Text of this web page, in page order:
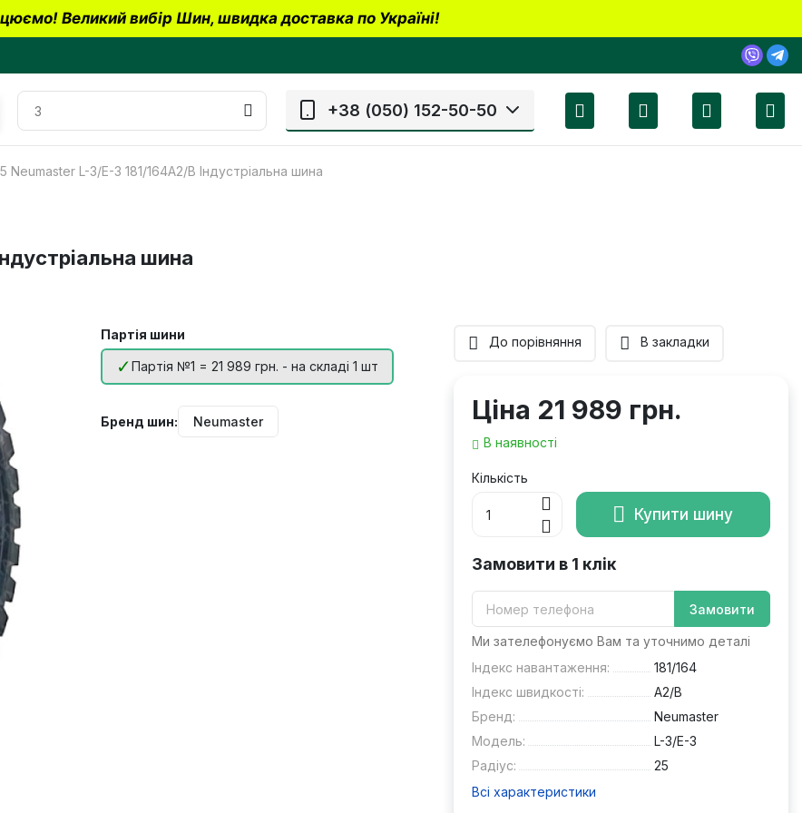
Великий вибір Шин, швидка доставка по Україні!
+38 (050) 152-50-50
Neumaster L-3/E-3 181/164A2/B Індустріальна шина
шина
Партія шини
Партія №1 = 21 989 грн. - на складі 1 шт
Бренд шин: Neumaster
До порівняння В закладки
Ціна 21 989 грн.
В наявності
Кількість
Купити шину
Замовити в 1 клік
Замовити
Ми зателефонуємо Вам та уточнимо деталі
Індекс навантаження:
181/164
Індекс швидкості:
A2/B
Бренд:
Neumaster
Модель:
L-3/E-3
Радіус:
25
Всі характеристики